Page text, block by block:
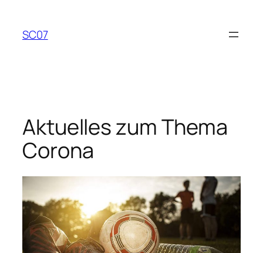
springen
SC07
Aktuelles zum Thema
Corona